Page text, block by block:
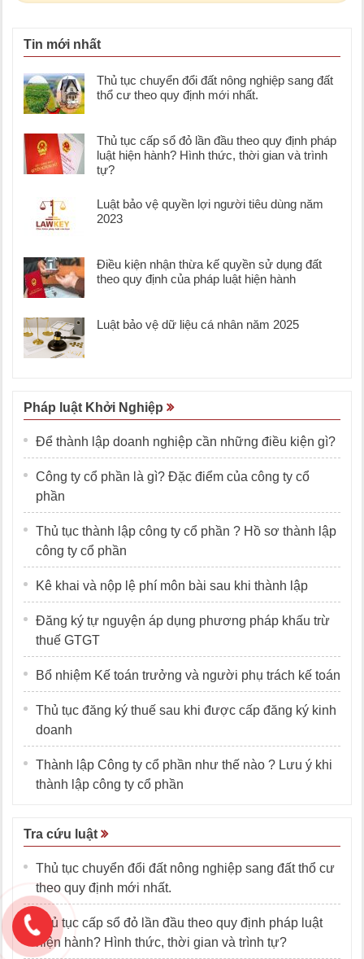
Tin mới nhất
Thủ tục chuyển đổi đất nông nghiệp sang đất
thổ cư theo quy định mới nhất.
Thủ tục cấp sổ đỏ lần đầu theo quy định pháp
luật hiện hành? Hình thức, thời gian và trình
tự?
Luật bảo vệ quyền lợi người tiêu dùng năm
2023
Điều kiện nhận thừa kế quyền sử dụng đất
theo quy định của pháp luật hiện hành
Luật bảo vệ dữ liệu cá nhân năm 2025
Pháp luật Khởi Nghiệp
Để thành lập doanh nghiệp cần những điều kiện gì?
Công ty cổ phần là gì? Đặc điểm của công ty cổ
phần
Thủ tục thành lập công ty cổ phần ? Hồ sơ thành lập
công ty cổ phần
Kê khai và nộp lệ phí môn bài sau khi thành lập
Đăng ký tự nguyện áp dụng phương pháp khấu trừ
thuế GTGT
Bổ nhiệm Kế toán trưởng và người phụ trách kế toán
Thủ tục đăng ký thuế sau khi được cấp đăng ký kinh
doanh
Thành lập Công ty cổ phần như thế nào ? Lưu ý khi
thành lập công ty cổ phần
Tra cứu luật
Thủ tục chuyển đổi đất nông nghiệp sang đất thổ cư
theo quy định mới nhất.
Thủ tục cấp sổ đỏ lần đầu theo quy định pháp luật
hiện hành? Hình thức, thời gian và trình tự?